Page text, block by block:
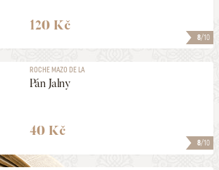
8/10
120 Kč
8/10
ROCHE MAZO DE LA
Pán Jalny
40 Kč